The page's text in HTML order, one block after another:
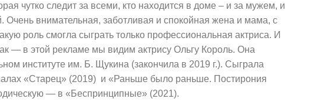
чутко следит за всеми, кто находится в доме – и за мужем, и
Очень внимательная, заботливая и спокойная жена и мама, с
роль смогла сыграть только профессиональная актриса. И
— в этой рекламе мы видим актрису Ольгу Король. Она
институте им. Б. Щукина (закончила в 2019 г.). Сыграла
«Старец» (2019) и «Раньше было раньше. Постирония
— в «Беспринципные» (2021).